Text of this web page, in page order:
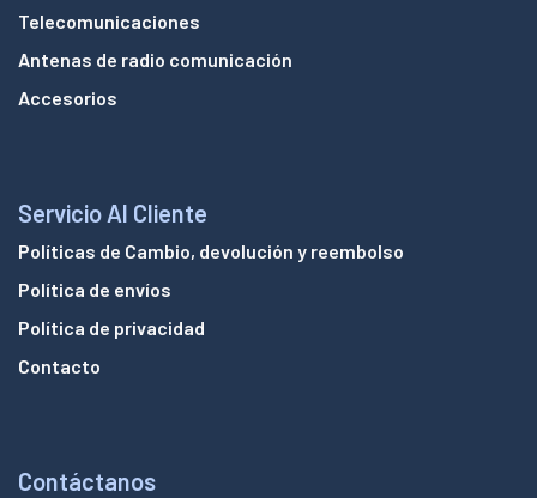
Telecomunicaciones
Antenas de radio comunicación
Accesorios
Servicio Al Cliente
Políticas de Cambio, devolución y reembolso
Política de envíos
Política de privacidad
Contacto
Contáctanos